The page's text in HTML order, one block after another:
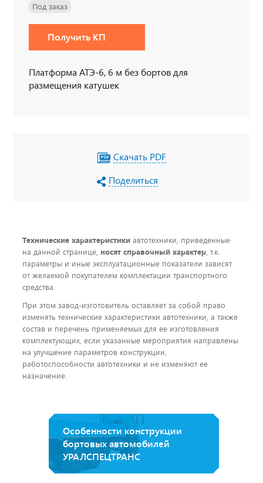
Под заказ
Получить КП
Платформа АТЭ-6, 6 м без бортов для
размещения катушек
Скачать PDF
Поделиться
Технические характеристики автотехники, приведенные
на данной странице, носят справочный характер, т.к.
параметры и иные эксплуатационные показатели зависят
от желаемой покупателем комплектации транспортного
средства.
При этом завод-изготовитель оставляет за собой право
изменять технические характеристики автотехники, а также
состав и перечень применяемых для ее изготовления
комплектующих, если указанные мероприятия направлены
на улучшение параметров конструкции,
работоспособности автотехники и не изменяют ее
назначение.
Особенности конструкции
бортовых автомобилей
УРАЛСПЕЦТРАНС